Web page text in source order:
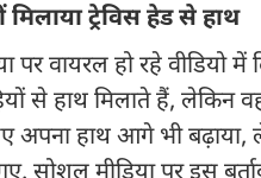
मिलाया ट्रेविस हेड से हाथ
पर वायरल हो रहे वीडियो
से हाथ मिलाते हैं, लेकिन
अपना हाथ आगे भी